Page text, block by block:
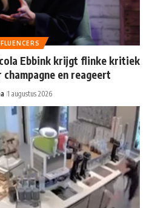
Ebbink krijgt flinke kritiek
en reageert
1 augustus 2026